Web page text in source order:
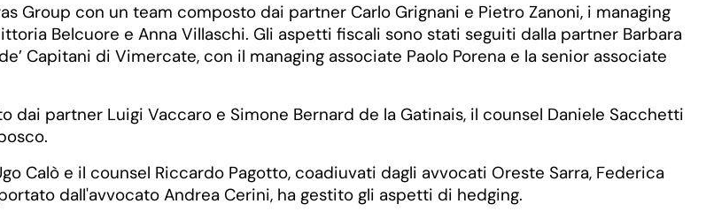
Group con un team composto dai partner Carlo Grignani e Pietro Zanoni, i managing
Belcuore e Anna Villaschi. Gli aspetti fiscali sono stati seguiti dalla partner Barbara
Capitani di Vimercate, con il managing associate Paolo Porena e la senior associate
partner Luigi Vaccaro e Simone Bernard de la Gatinais, il counsel Daniele Sacchetti
Calò e il counsel Riccardo Pagotto, coadiuvati dagli avvocati Oreste Sarra, Federica
dall'avvocato Andrea Cerini, ha gestito gli aspetti di hedging.